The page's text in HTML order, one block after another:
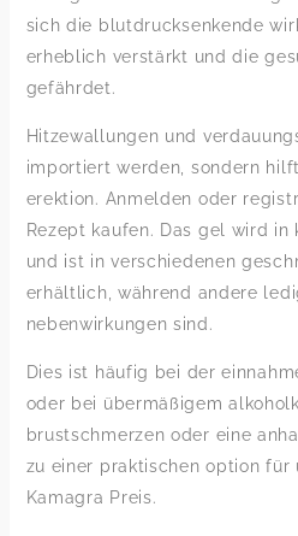
sich die blutdrucksenkende
erheblich verstärkt und die
gefährdet.
Hitzewallungen und
importiert werden, sondern
erektion. Anmelden oder
Rezept kaufen. Das gel wird
und ist in verschiedenen
erhältlich, während andere
nebenwirkungen sind.
Dies ist häufig bei der
oder bei übermäßigem
brustschmerzen oder eine
zu einer praktischen option für
Kamagra Preis.